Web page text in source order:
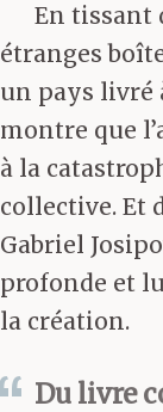
En tissant
étranges
un pays livré
montre que
à la
collective. Et
Gabriel
profonde et
la création.
Du livre